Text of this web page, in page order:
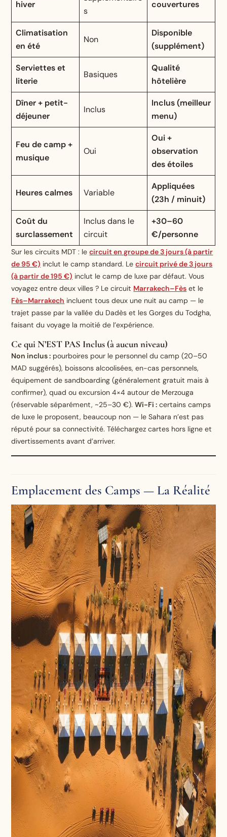
hiver
s
couvertures
Climatisation
en été
Non
Disponible
(supplément)
Serviettes et
literie
Basiques
Qualité
hôtelière
Dîner + petit-
déjeuner
Inclus
Inclus (meilleur
menu)
Feu de camp +
musique
Oui
Oui +
observation
des étoiles
Heures calmes Variable
Appliquées
(23h / minuit)
Coût du
surclassement
Inclus dans le
circuit
+30–60
€/personne
Sur les circuits MDT : lecircuit en groupe de 3 jours (à partir
de 95 €) inclut le camp standard. Lecircuit privé de 3 jours
(à partir de 195 €) inclut le camp de luxe par défaut. Vous
voyagez entre deux villes ? Le circuit Marrakech–Fès et le
Fès–Marrakech incluent tous deux une nuit au camp — le
trajet passe par la vallée du Dadès et les Gorges du Todgha,
faisant du voyage la moitié de l’expérience.
Ce qui N’EST PAS Inclus (à aucun niveau)
Non inclus : pourboires pour le personnel du camp (20–50
MAD suggérés), boissons alcoolisées, en-cas personnels,
équipement de sandboarding (généralement gratuit mais à
confirmer), quad ou excursion 4×4 autour de Merzouga
(réservable séparément, ~25–30 €).Wi-Fi : certains camps
de luxe le proposent, beaucoup non — le Sahara n’est pas
réputé pour sa connectivité. Téléchargez cartes hors ligne et
divertissements avant d’arriver.
Emplacement des Camps — La Réalité